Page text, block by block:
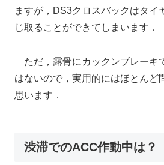
ますが，DS3クロスバックはタイ
じ取ることができてしまいます．
ただ，露骨にカックンブレーキ
はないので，実用的にはほとんど
思います．
渋滞でのACC作動中は？